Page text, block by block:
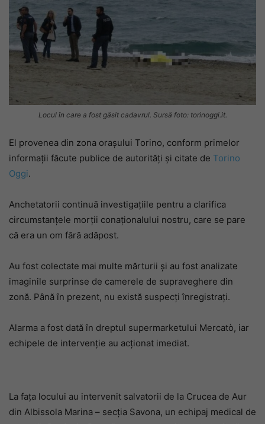
Locul în care a fost găsit cadavrul. Sursă foto: torinoggi.it.
El provenea din zona orașului Torino, conform primelor
informații făcute publice de autorități și citate de Torino
Oggi.
Anchetatorii continuă investigațiile pentru a clarifica
circumstanțele morții conaționalului nostru, care se pare
că era un om fără adăpost.
Au fost colectate mai multe mărturii și au fost analizate
imaginile surprinse de camerele de supraveghere din
zonă. Până în prezent, nu există suspecți înregistrați.
Alarma a fost dată în dreptul supermarketului Mercatò, iar
echipele de intervenție au acționat imediat.
La fața locului au intervenit salvatorii de la Crucea de Aur
din Albissola Marina – secția Savona, un echipaj medical de